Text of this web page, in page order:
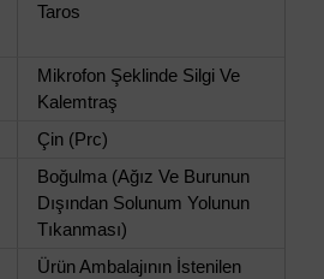
Taros
Mikrofon Şeklinde Silgi Ve
Kalemtraş
Çin (Prc)
Boğulma (Ağız Ve Burunun
Dışından Solunum Yolunun
Tıkanması)
Ürün Ambalajının İstenilen